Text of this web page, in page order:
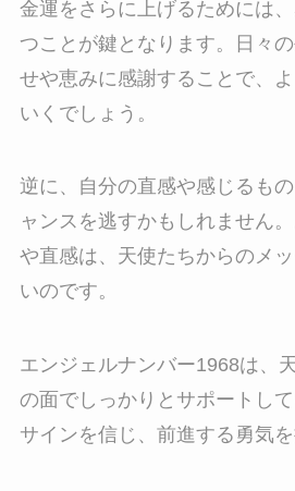
金運をさらに上げるためには
つことが鍵となります。日々
せや恵みに感謝することで、
いくでしょう。
逆に、自分の直感や感じるも
ャンスを逃すかもしれません
や直感は、天使たちからのメ
いのです。
エンジェルナンバー1968は、
の面でしっかりとサポートし
サインを信じ、前進する勇気を